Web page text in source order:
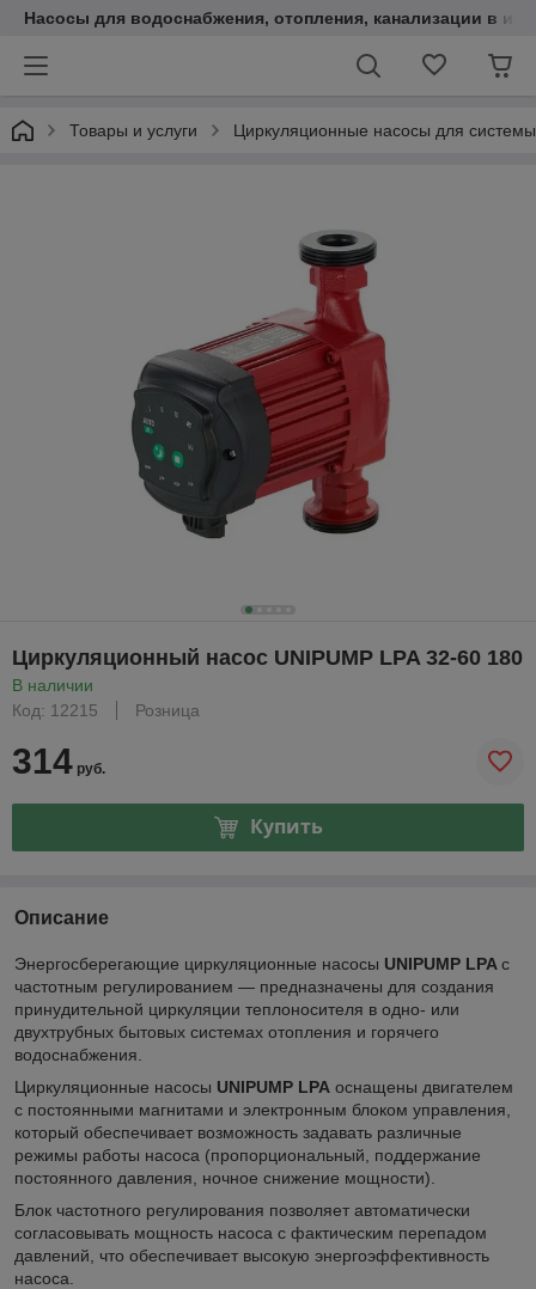
Насосы для водоснабжения, отопления, канализации в
Товары и услуги Циркуляционные насосы для
Циркуляционный насос UNIPUMP LPA 32-60 180
В наличии
Код: 12215
Розница
314 руб.
Купить
Описание
Энергосберегающие циркуляционные насосы UNIPUMP LPA с
частотным регулированием — предназначены для создания
принудительной циркуляции теплоносителя в одно- или
двухтрубных бытовых системах отопления и горячего
водоснабжения.
Циркуляционные насосы UNIPUMP LPA оснащены двигателем
с постоянными магнитами и электронным блоком управления,
который обеспечивает возможность задавать различные
режимы работы насоса (пропорциональный, поддержание
постоянного давления, ночное снижение мощности).
Блок частотного регулирования позволяет автоматически
согласовывать мощность насоса с фактическим перепадом
давлений, что обеспечивает высокую энергоэффективность
насоса.